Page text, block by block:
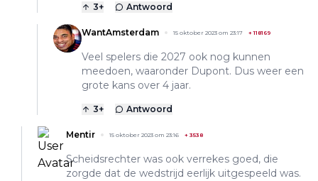
3+ Antwoord
WantAmsterdam 15 oktober 2023 om 23:17 +118169
Veel spelers die 2027 ook nog kunnen
meedoen, waaronder Dupont. Dus weer een
grote kans over 4 jaar.
3+ Antwoord
Mentir 15 oktober 2023 om 23:16 + 3538
Scheidsrechter was ook verrekes goed, die
zorgde dat de wedstrijd eerlijk uitgespeeld was.